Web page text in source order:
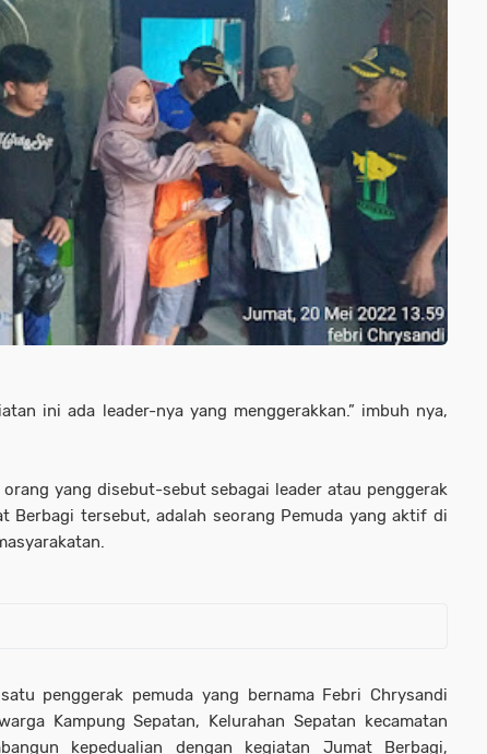
ini ada leader-nya yang menggerakkan.” imbuh nya,
yang disebut-sebut sebagai leader atau penggerak
Berbagi tersebut, adalah seorang Pemuda yang aktif di
penggerak pemuda yang bernama Febri Chrysandi
Kampung Sepatan, Kelurahan Sepatan kecamatan
kepedualian dengan kegiatan Jumat Berbagi,